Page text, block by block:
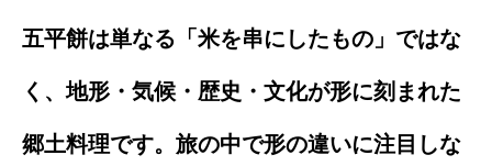
五平餅は単なる「米を串にしたもの」ではな
く、地形・気候・歴史・文化が形に刻まれた
郷土料理です。旅の中で形の違いに注目しな